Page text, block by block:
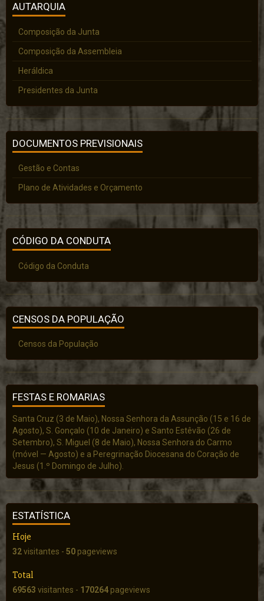
AUTARQUIA
Composição da Junta
Composição da Assembleia
Heráldica
Presidentes da Junta
DOCUMENTOS PREVISIONAIS
Gestão e Contas
Plano de Atividades e Orçamento
CÓDIGO DA CONDUTA
Código da Conduta
CENSOS DA POPULAÇÃO
Censos da População
FESTAS E ROMARIAS
Santa Cruz (3 de Maio), Nossa Senhora da Assunção (15 e 16 de
Agosto), S. Gonçalo (10 de Janeiro) e Santo Estêvão (26 de
Setembro), S. Miguel (8 de Maio), Nossa Senhora do Carmo
(móvel — Agosto) e a Peregrinação Diocesana do Coração de
Jesus (1.º Domingo de Julho).
ESTATÍSTICA
Hoje
32visitantes - 50 pageviews
Total
69563 visitantes - 170264 pageviews